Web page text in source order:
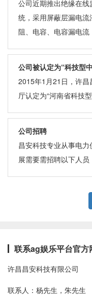
公司近期推出绝缘在
统，采用屏蔽层漏电
阻、电容、电容漏电
公司被认定为“科技型
2015年1月21日，许
厅认定为“河南省科技
公司招聘
昌安科技专业从事电
展需要需招聘以下人员
联系ag娱乐平台官方
许昌昌安科技有限公司
联系人：杨先生，朱先生